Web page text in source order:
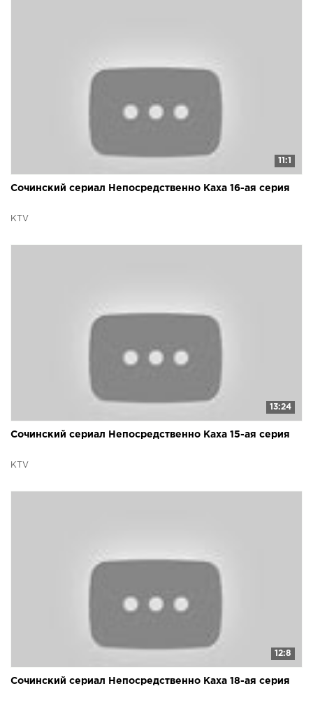
11:1
Сочинский сериал Непосредственно Каха 16-ая серия
KTV
13:24
Сочинский сериал Непосредственно Каха 15-ая серия
KTV
12:8
Сочинский сериал Непосредственно Каха 18-ая серия